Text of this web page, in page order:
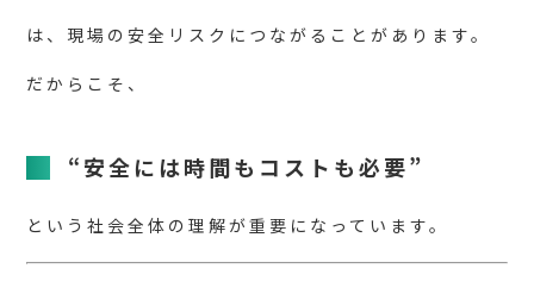
は、現場の安全リスクにつながることがあります。
だからこそ、
“安全には時間もコストも必要”
という社会全体の理解が重要になっています。